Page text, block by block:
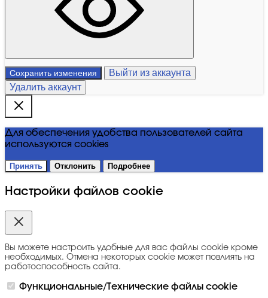
Сохранить изменения
Выйти из аккаунта
Удалить аккаунт
Для обеспечения удобства пользователей сайта
используются cookies
Принять Отклонить Подробнее
Настройки файлов cookie
Вы можете настроить удобные для вас файлы cookie кроме
необходимых. Отмена некоторых cookie может повлиять на
работоспособность сайта.
Функциональные/Технические файлы cookie